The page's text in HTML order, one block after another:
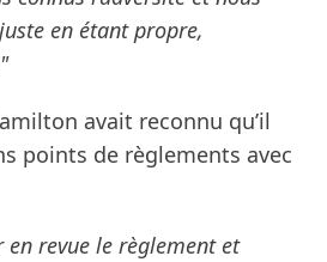
en étant propre,
avait reconnu qu’il
points de règlements avec
en revue le règlement et